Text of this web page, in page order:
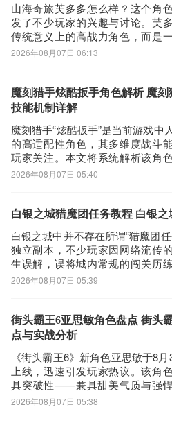
山海奇旅芙多多怎么样？这个角
发了不少玩家的兴趣与讨论。芙
传统意义上的高战力角色，而是
生活气息与人格魅力的伙伴——她
地，只要她出现，周围氛围便立
松活跃。她不设防、不矜持，主动
2026年08月07日 06:13
魔刻猎手炫酷扳手角色解析 魔
技能机制详解
魔刻猎手“炫酷扳手”是当前游戏中
的高适配性角色，其多维度战斗
玩家关注。本文将系统解析该角
机制、技能逻辑与实战定位，帮助
支持实时切换近战/远程武器类型
本
2026年08月07日 05:40
白银之城猎魔团任务教程 白银
白银之城中并不存在所谓“猎魔团
独立副本，不少玩家因网络流传
生误解，误将城内常规的闯关历
属试炼玩法。实际上，该内容即为
在于合理组队与技能协同，而非
在的隐藏副本。当前高胜率配置推
2026年08月07日 05:39
街头霸王6亚思敏角色盘点 街头
点与实战分析
《街头霸王6》新角色亚思敏于8
上线，迅速引发玩家热议。该角
具突破性——兼具甜美气质与强悍
打破系列传统形象框架，成为当前
2026年08月07日 05:38